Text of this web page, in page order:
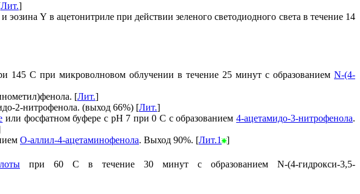
Лит.]
Y в ацетонитриле при действии зеленого светодиодного света в течение 14
145 С при микроволновом облучении в течение 25 минут с образованием N-(4-
[Лит.]
2-нитрофенола. (выход 66%) [Лит.]
или фосфатном буфере с рН 7 при 0 С с образованием4-ацетамидо-3-нитрофенола.
O-аллил-4-ацетаминофенола. Выход 90%. [Лит.1
]
при 60 С в течение 30 минут с образованием N-(4-гидрокси-3,5-